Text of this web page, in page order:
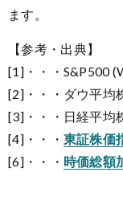
ます。
【参考・出典】
[1]・・・S&P500
[2]・・・ダウ平均
[3]・・・日経平均
[4]・・・ 東証株価
[6]・・・ 時価総額